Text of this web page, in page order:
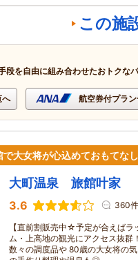
この施
段を自由に組み合わせたおトクな
へ 航空券付プラ
大女将が心込めておもてな
大町温泉 旅館叶家
3.6 360件
【直前割販売中☆予定が合えば
ム・上高地の観光にアクセス抜群
数々の調度品や 80歳の大女将の